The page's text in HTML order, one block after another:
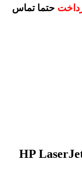
حتما تماس